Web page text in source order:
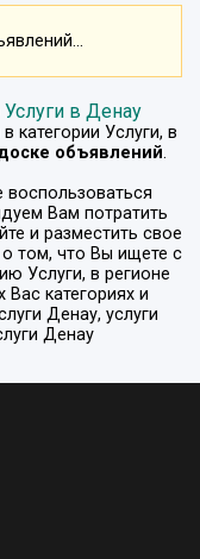
в Денау
категории Услуги, в
объявлений.
Вам потратить
и разместить свое
том, что Вы ищете с
Услуги, в регионе
категориях и
Денау, услуги
Денау